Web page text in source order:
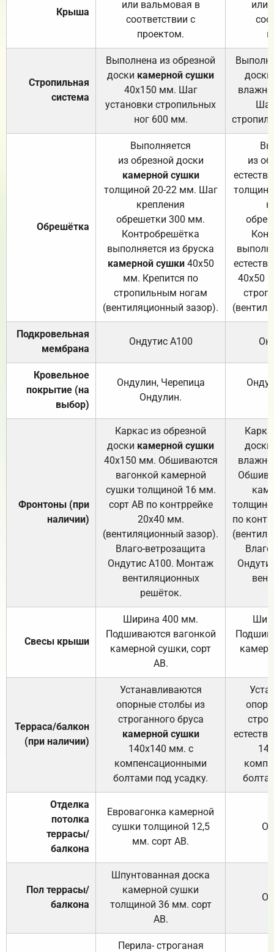
Крыша
или вальмовая в
соответствии с
проектом.
или
Стропильная
система
Выполнена из обрезной
доски камерной сушки
40х150 мм. Шаг
установки стропильных
ног 600 мм.
доски
Обрешётка
Выполняется
из обрезной доски
камерной сушки
толщиной 20-22 мм. Шаг
крепления
обрешетки 300 мм.
Контробрешётка
выполняется из бруска
камерной сушки40х50
мм. Крепится по
стропильным ногам
(вентиляционный зазор).
из
40х50
Подкровельная
мембрана
Ондутис А100
Кровельное
покрытие (на
выбор)
Ондулин, Черепица
Ондулин.
Фронтоны (при
наличии)
Каркас из обрезной
доски камерной сушки
40х150 мм. Обшиваются
вагонкой камерной
сушки толщиной 16 мм.
сорт АВ по контррейке
20х40 мм.
(вентиляционный зазор).
Влаго-ветрозащита
Ондутис А100. Монтаж
вентиляционных
решёток.
доски
по
Свесы крыши
Ширина 400 мм.
Подшиваются вагонкой
камерной сушки, сорт
АВ.
Терраса/балкон
(при наличии)
Устанавливаются
опорные столбы из
строганного бруса
камерной сушки
140х140 мм. с
компенсационными
болтами под усадку.
Отделка
потолка
террасы/
балкона
Евровагонка камерной
сушки толщиной 12,5
мм. сорт АВ.
Пол террасы/
балкона
Шпунтованная доска
камерной сушки
толщиной 36 мм. сорт
АВ.
Перила- строганая